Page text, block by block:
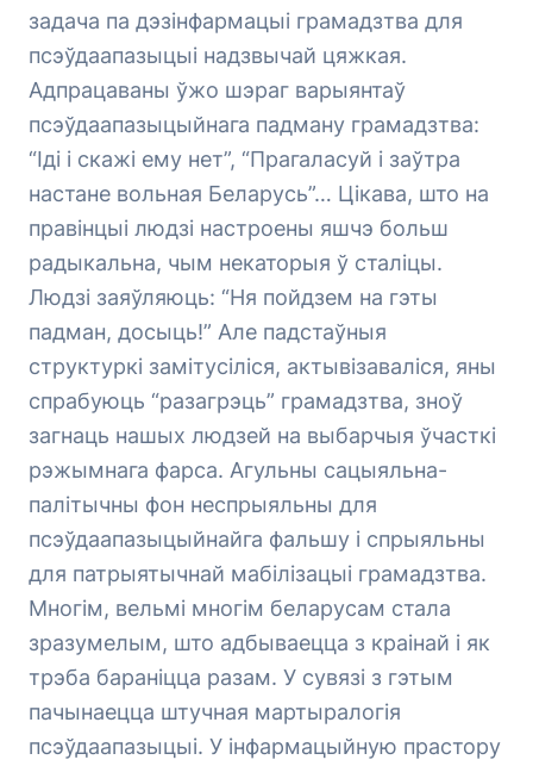
задача па дэзінфармацыі грамадзтва для
псэўдаапазыцыі надзвычай цяжкая.
Адпрацаваны ўжо шэраг варыянтаў
псэўдаапазыцыйнага падману грамадзтва:
“Іді і скажі ему нет”, “Прагаласуй і заўтра
настане вольная Беларусь”… Цікава, што на
правінцыі людзі настроены яшчэ больш
радыкальна, чым некаторыя ў сталіцы.
Людзі заяўляюць: “Ня пойдзем на гэты
падман, досыць!” Але падстаўныя
структуркі замітусіліся, актывізаваліся, яны
спрабуюць “разагрэць” грамадзтва, зноў
загнаць нашых людзей на выбарчыя ўчасткі
рэжымнага фарса. Агульны сацыяльна-
палітычны фон неспрыяльны для
псэўдаапазыцыйнайга фальшу і спрыяльны
для патрыятычнай мабілізацыі грамадзтва.
Многім, вельмі многім беларусам стала
зразумелым, што адбываецца з краінай і як
трэба бараніцца разам. У сувязі з гэтым
пачынаецца штучная мартыралогія
псэўдаапазыцыі. У інфармацыйную прастору